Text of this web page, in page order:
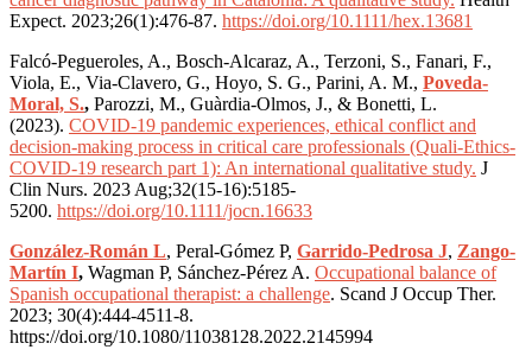
Expect. 2023;26(1):476-87. https://doi.org/10.1111/hex.13681
Falcó-Pegueroles, A., Bosch-Alcaraz, A., Terzoni, S., Fanari, F.,
Viola, E., Via-Clavero, G., Hoyo, S. G., Parini, A. M., Poveda-
Moral, S., Parozzi, M., Guàrdia-Olmos, J., & Bonetti, L.
(2023). COVID-19 pandemic experiences, ethical conflict and
decision-making process in critical care professionals (Quali-Ethics-
COVID-19 research part 1): An international qualitative study. J
Clin Nurs. 2023 Aug;32(15-16):5185-
5200. https://doi.org/10.1111/jocn.16633
González-Román L, Peral-Gómez P, Garrido-Pedrosa J, Zango-
Martín I, Wagman P, Sánchez-Pérez A. Occupational balance of
Spanish occupational therapist: a challenge. Scand J Occup Ther.
2023; 30(4):444-4511-8.
https://doi.org/10.1080/11038128.2022.2145994